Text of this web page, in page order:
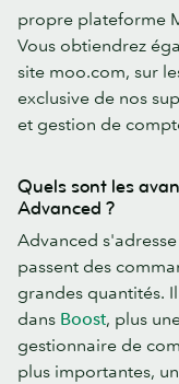
propre plateforme
Vous obtiendrez
site moo.com, sur
exclusive de nos
et gestion de
Quels sont les
Advanced ?
Advanced
passent des
grandes quantités.
dans Boost, plus
gestionnaire de
plus importantes,